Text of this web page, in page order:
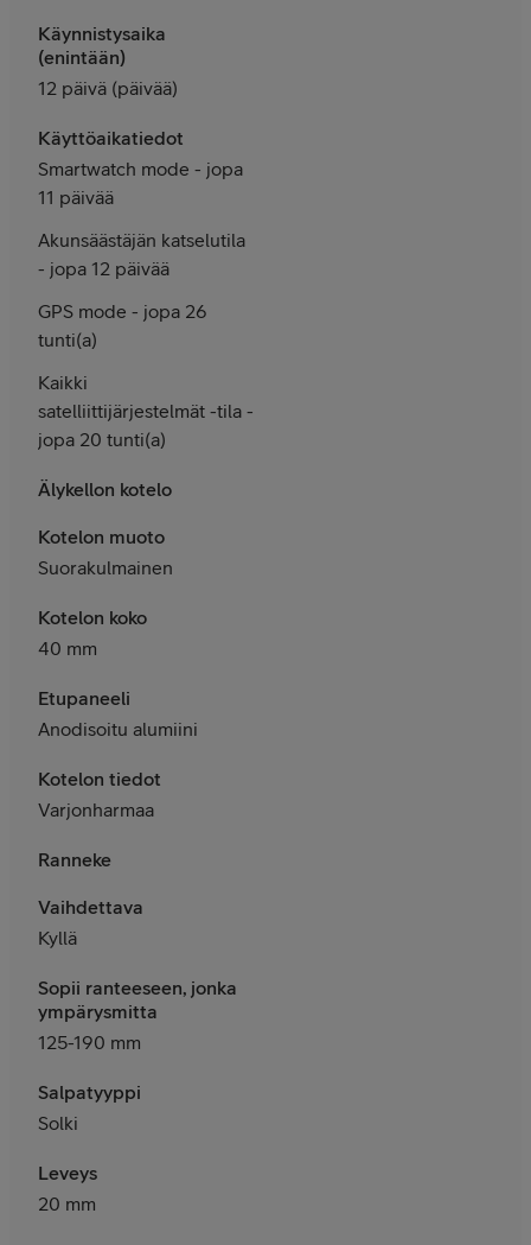
Käynnistysaika
(enintään)
12 päivä (päivää)
Käyttöaikatiedot
Smartwatch mode - jopa
11 päivää
Akunsäästäjän katselutila
- jopa 12 päivää
GPS mode - jopa 26
tunti(a)
Kaikki
satelliittijärjestelmät -tila -
jopa 20 tunti(a)
Älykellon kotelo
Kotelon muoto
Suorakulmainen
Kotelon koko
40 mm
Etupaneeli
Anodisoitu alumiini
Kotelon tiedot
Varjonharmaa
Ranneke
Vaihdettava
Kyllä
Sopii ranteeseen, jonka
ympärysmitta
125-190 mm
Salpatyyppi
Solki
Leveys
20 mm